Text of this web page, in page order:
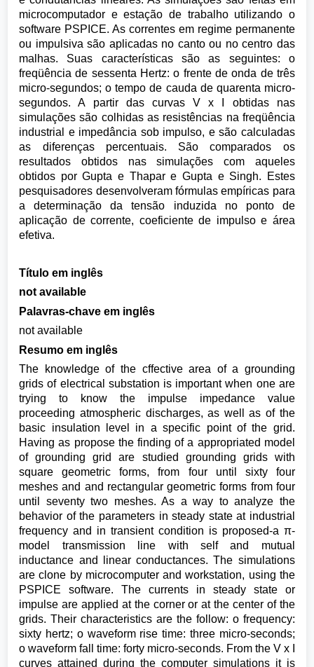
microcomputador e estação de trabalho utilizando o
software PSPICE. As correntes em regime permanente
ou impulsiva são aplicadas no canto ou no centro das
malhas. Suas características são as seguintes: o
freqüência de sessenta Hertz: o frente de onda de três
micro-segundos; o tempo de cauda de quarenta micro-
segundos. A partir das curvas V x I obtidas nas
simulações são colhidas as resistências na freqüência
industrial e impedância sob impulso, e são calculadas
as diferenças percentuais. São comparados os
resultados obtidos nas simulações com aqueles
obtidos por Gupta e Thapar e Gupta e Singh. Estes
pesquisadores desenvolveram fórmulas empíricas para
a determinação da tensão induzida no ponto de
aplicação de corrente, coeficiente de impulso e área
efetiva.
Título em inglês
not available
Palavras-chave em inglês
not available
Resumo em inglês
The knowledge of the cffective area of a grounding
grids of electrical substation is important when one are
trying to know the impulse impedance value
proceeding atmospheric discharges, as well as of the
basic insulation level in a specific point of the grid.
Having as propose the finding of a appropriated model
of grounding grid are studied grounding grids with
square geometric forms, from four until sixty four
meshes and and rectangular geometric forms from four
until seventy two meshes. As a way to analyze the
behavior of the parameters in steady state at industrial
frequency and in transient condition is proposed-a π-
model transmission line with self and mutual
inductance and linear conductances. The simulations
are clone by microcomputer and workstation, using the
PSPICE software. The currents in steady state or
impulse are applied at the corner or at the center of the
grids. Their characteristics are the follow: o frequency:
sixty hertz; o waveform rise time: three micro-seconds;
o waveform fall time: forty micro-seconds. From the V x I
curves attained during the computer simulations it is